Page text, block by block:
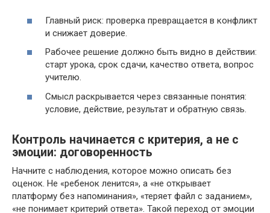
Главный риск: проверка превращается в конфликт
и снижает доверие.
Рабочее решение должно быть видно в действии:
старт урока, срок сдачи, качество ответа, вопрос
учителю.
Смысл раскрывается через связанные понятия:
условие, действие, результат и обратную связь.
Контроль начинается с критерия, а не с
эмоции: договоренность
Начните с наблюдения, которое можно описать без
оценок. Не «ребенок ленится», а «не открывает
платформу без напоминания», «теряет файл с заданием»,
«не понимает критерий ответа». Такой переход от эмоции